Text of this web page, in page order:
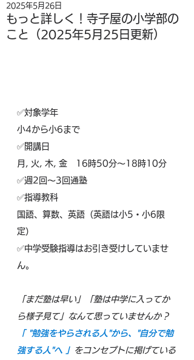
もっと詳しく！寺子屋の小学部の
こと（2025年5月25日更新）
2025年5月26日
✅️対象学年
小4から小6まで
✅️開講日
月, 火, 木, 金　16時50分～18時10分
✅️週2回～3回通塾
✅️指導教科
国語、算数、英語（英語は小5・小6限
定）
✅️中学受験指導はお引き受けしていませ
ん。
「まだ塾は早い」「塾は中学に入ってか
ら様子見て」なんて思っていませんか？
「 "勉強をやらされる人"から、"自分で勉
強する人"へ 」 をコンセプトに掲げている